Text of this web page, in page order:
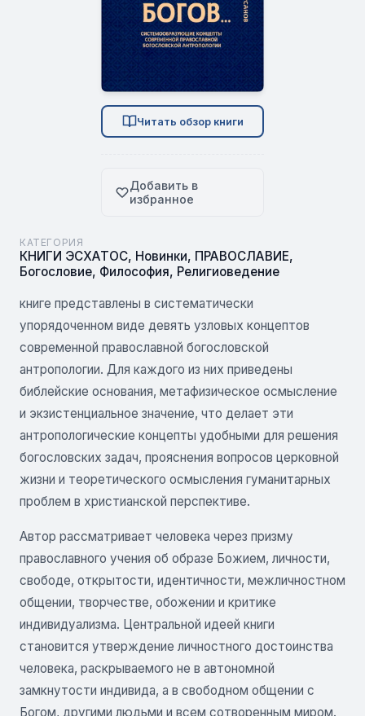
Читать обзор книги
Добавить в
избранное
КАТЕГОРИЯ
КНИГИ ЭСХАТОС, Новинки, ПРАВОСЛАВИЕ,
Богословие, Философия, Религиоведение
книге представлены в систематически
упорядоченном виде девять узловых концептов
современной православной богословской
антропологии. Для каждого из них приведены
библейские основания, метафизическое осмысление
и экзистенциальное значение, что делает эти
антропологические концепты удобными для решения
богословских задач, прояснения вопросов церковной
жизни и теоретического осмысления гуманитарных
проблем в христианской перспективе.
Автор рассматривает человека через призму
православного учения об образе Божием, личности,
свободе, открытости, идентичности, межличностном
общении, творчестве, обожении и критике
индивидуализма. Центральной идеей книги
становится утверждение личностного достоинства
человека, раскрываемого не в автономной
замкнутости индивида, а в свободном общении с
Богом, другими людьми и всем сотворенным миром.